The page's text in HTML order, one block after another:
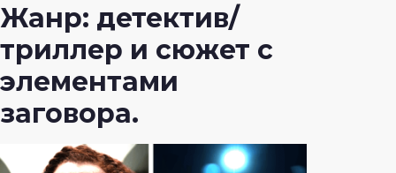
Жанр: детектив/
триллер и сюжет с
элементами
заговора.